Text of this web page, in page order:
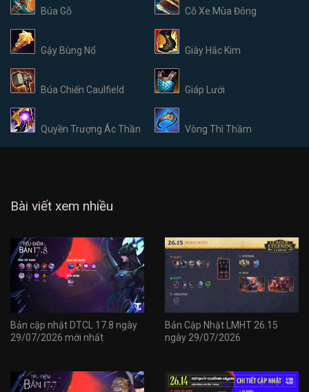
Búa Gỗ Cỗ Xe Mùa Đông
Gậy Bùng Nổ Giày Hắc Kim
Búa Chiến Caulfield Giáp Lưới
Quyền Trượng Ác Thần Vòng Thì Thầm
Bài viết xem nhiều
Bản cập nhật DTCL 17.8 ngày
29/07/2026 mới nhất
Bản Cập Nhật LMHT 26.15
ngày 29/07/2026